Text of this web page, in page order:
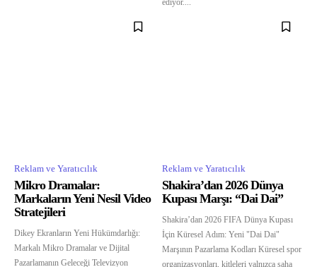
Reklam ve Yaratıcılık
Mikro Dramalar:
Markaların Yeni Nesil Video
Stratejileri
Dikey Ekranların Yeni Hükümdarlığı:
Markalı Mikro Dramalar ve Dijital
Pazarlamanın Geleceği Televizyon
Reklam ve Yaratıcılık
Shakira’dan 2026 Dünya
Kupası Marşı: “Dai Dai”
Shakira’dan 2026 FIFA Dünya Kupası
İçin Küresel Adım: Yeni "Dai Dai"
Marşının Pazarlama Kodları Küresel spor
organizasyonları, kitleleri yalnızca saha